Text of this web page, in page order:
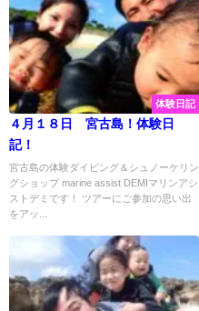
体験日記
４月１８日 宮古島！体験日
記！
宮古島の体験ダイビング＆シュノーケリン
グショップ marine assist DEMIマリンアシ
ストデミです！ ツアーにご参加の思い出
をアッ...